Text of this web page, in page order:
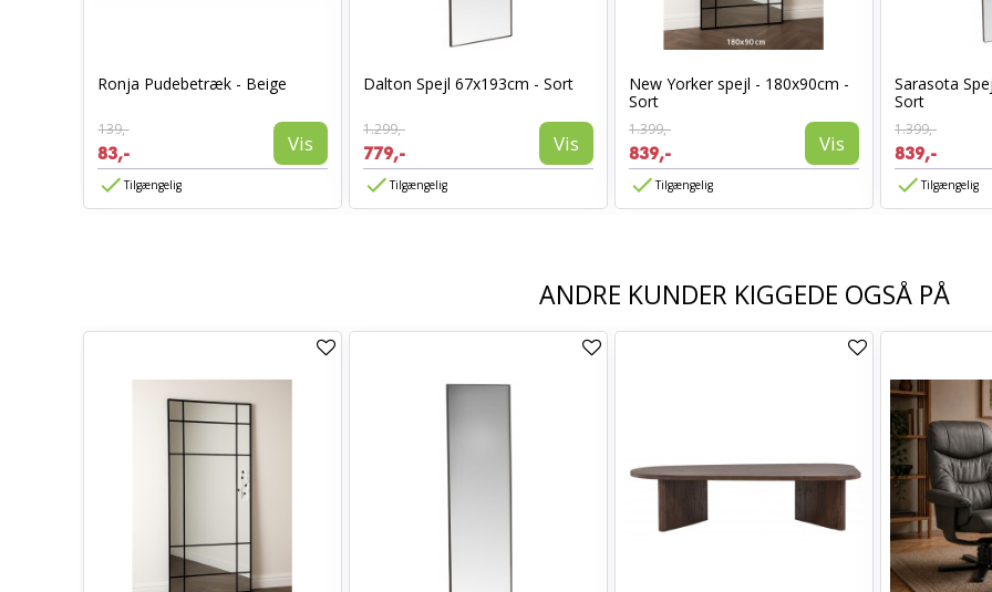
Ronja Pudebetræk - Beige
139,-
83,- Vis
Tilgængelig
Dalton Spejl 67x193cm - Sort
1.299,-
779,- Vis
Tilgængelig
New Yorker spejl - 180x90cm -
Sort
1.399,-
839,- Vis
Tilgængelig
Sarasota
Sort
1.399,-
839,-
Tilgængelig
ANDRE KUNDER KIGGEDE OGSÅ PÅ